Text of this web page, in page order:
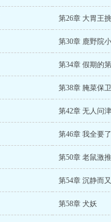
第26章 大胃王
第30章 鹿野院
第34章 假期的
第38章 腌菜保
第42章 无人问津
第46章 我全要了
第50章 老鼠激推
第54章 沉静而
第58章 犬妖